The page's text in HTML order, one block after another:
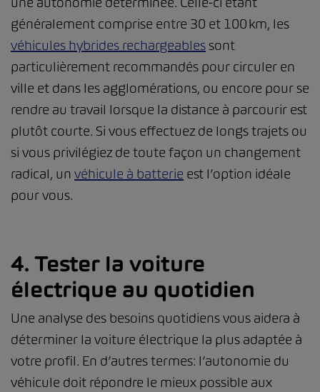
généralement comprise entre 30 et 100 km, les
véhicules hybrides rechargeablessont
particulièrement recommandés pour circuler en
ville et dans les agglomérations, ou encore pour se
rendre au travail lorsque la distance à parcourir est
plutôt courte. Si vous effectuez de longs trajets ou
si vous privilégiez de toute façon un changement
radical, un véhicule à batterie est l’option idéale
pour vous.
4. Tester la voiture
électrique au quotidien
Une analyse des besoins quotidiens vous aidera à
déterminer la voiture électrique la plus adaptée à
votre profil. En d’autres termes: l’autonomie du
véhicule doit répondre le mieux possible aux